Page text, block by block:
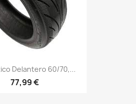
Delantero 60/70,...
77,99 €